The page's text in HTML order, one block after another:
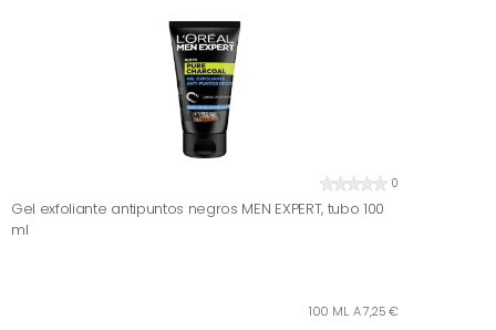
0
Gel exfoliante antipuntos negros MEN EXPERT, tubo 100
ml
100 ML. A 7,25 €